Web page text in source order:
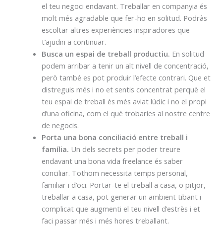
el teu negoci endavant. Treballar en companyia és
molt més agradable que fer-ho en solitud. Podràs
escoltar altres experiències inspiradores que
t’ajudin a continuar.
Busca un espai de treball productiu. En solitud
podem arribar a tenir un alt nivell de concentració,
però també es pot produir l’efecte contrari. Que et
distreguis més i no et sentis concentrat perquè el
teu espai de treball és més aviat lúdic i no el propi
d’una oficina, com el què trobaries al nostre centre
de negocis.
Porta una bona conciliació entre treball i
família. Un dels secrets per poder treure
endavant una bona vida freelance és saber
conciliar. Tothom necessita temps personal,
familiar i d’oci. Portar-te el treball a casa, o pitjor,
treballar a casa, pot generar un ambient tibant i
complicat que augmenti el teu nivell d’estrès i et
faci passar més i més hores treballant.